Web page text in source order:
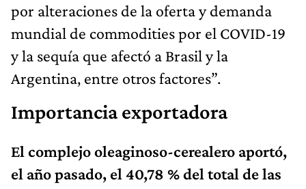
por alteraciones de la oferta y demanda
mundial de commodities por el COVID-19
y la sequía que afectó a Brasil y la
Argentina, entre otros factores”.
Importancia exportadora
El complejo oleaginoso-cerealero aportó,
el año pasado, el 40,78 % del total de las